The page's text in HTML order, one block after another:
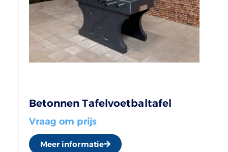
Betonnen Tafelvoetbaltafel
Vraag om prijs
Meer informatie